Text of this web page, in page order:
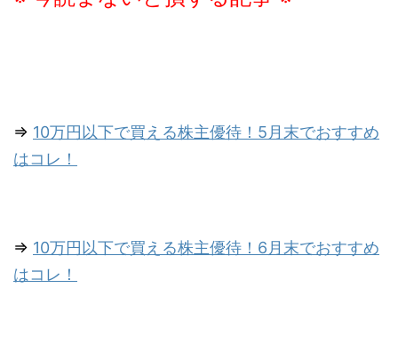
⇒ 10万円以下で買える株主優待！5月末でおすすめ
はコレ！
⇒ 10万円以下で買える株主優待！6月末でおすすめ
はコレ！